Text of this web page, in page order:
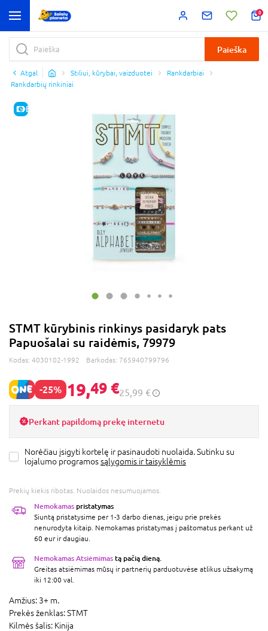
0
Paieška
Atgal Stiliui, kūrybai, vaizduotei
Rankdarbiai
Rankdarbių rinkiniai
E-KAINA
STMT kūrybinis rinkinys pasidaryk pats
Papuošalai su raidėmis, 79979
Kodas: 4030102-1992 Barkodas: 765940799796
-25% 19,49 €25,99 €
Perkant papildomą prekę internetu
Norėčiau įsigyti kortelę ir pasinaudoti nuolaida. Sutinku su
lojalumo programossąlygomis ir taisyklėmis
Prekių kiekis ribotas. Nuolaidos nesumuojamos.
Nemokamas pristatymas
Siuntą pristatysime per 1-3 darbo dienas, jeigu prie prekės
nenurodyta kitaip. Nemokamas pristatymas į paštomatus perkant už
60 eur ir daugiau.
Nemokamas Atsiėmimas tą pačią dieną.
Greitas atsiėmimas mūsų ir partnerių parduotuvėse atlikus užsakymą
iki 12:00 val.
Amžius: 3+ m.
Prekės ženklas:STMT
Kilmės šalis: Kinija